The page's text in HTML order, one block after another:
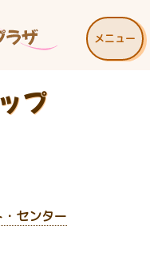
プ
センター
メニュー